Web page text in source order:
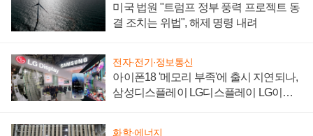
미국 법원 "트럼프 정부 풍력 프로젝트 동
결 조치는 위법", 해제 명령 내려
전자·전기·정보통신
아이폰18 '메모리 부족'에 출시 지연되나,
삼성디스플레이 LG디스플레이 LG이노
화학·에너지